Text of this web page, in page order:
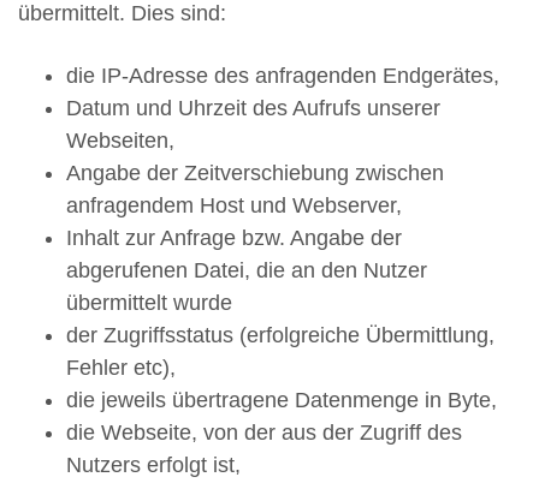
übermittelt. Dies sind:
die IP-Adresse des anfragenden Endgerätes,
Datum und Uhrzeit des Aufrufs unserer
Webseiten,
Angabe der Zeitverschiebung zwischen
anfragendem Host und Webserver,
Inhalt zur Anfrage bzw. Angabe der
abgerufenen Datei, die an den Nutzer
übermittelt wurde
der Zugriffsstatus (erfolgreiche Übermittlung,
Fehler etc),
die jeweils übertragene Datenmenge in Byte,
die Webseite, von der aus der Zugriff des
Nutzers erfolgt ist,